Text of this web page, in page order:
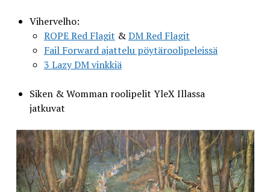
Vihervelho:
ROPE Red Flagit &DM Red Flagit
Fail Forward ajattelu pöytäroolipeleissä
3 Lazy DM vinkkiä
Siken & Womman roolipelit YleX Illassa
jatkuvat